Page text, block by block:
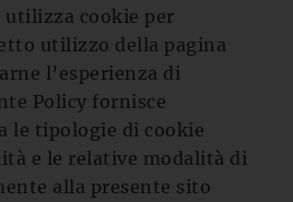
cookie per
utilizzo della pagina
l’esperienza di
Policy fornisce
le tipologie di cookie
e le relative modalità di
alla presente sito